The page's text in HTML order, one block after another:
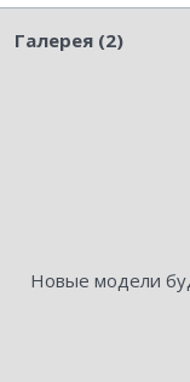
Галерея (2)
Новые модели